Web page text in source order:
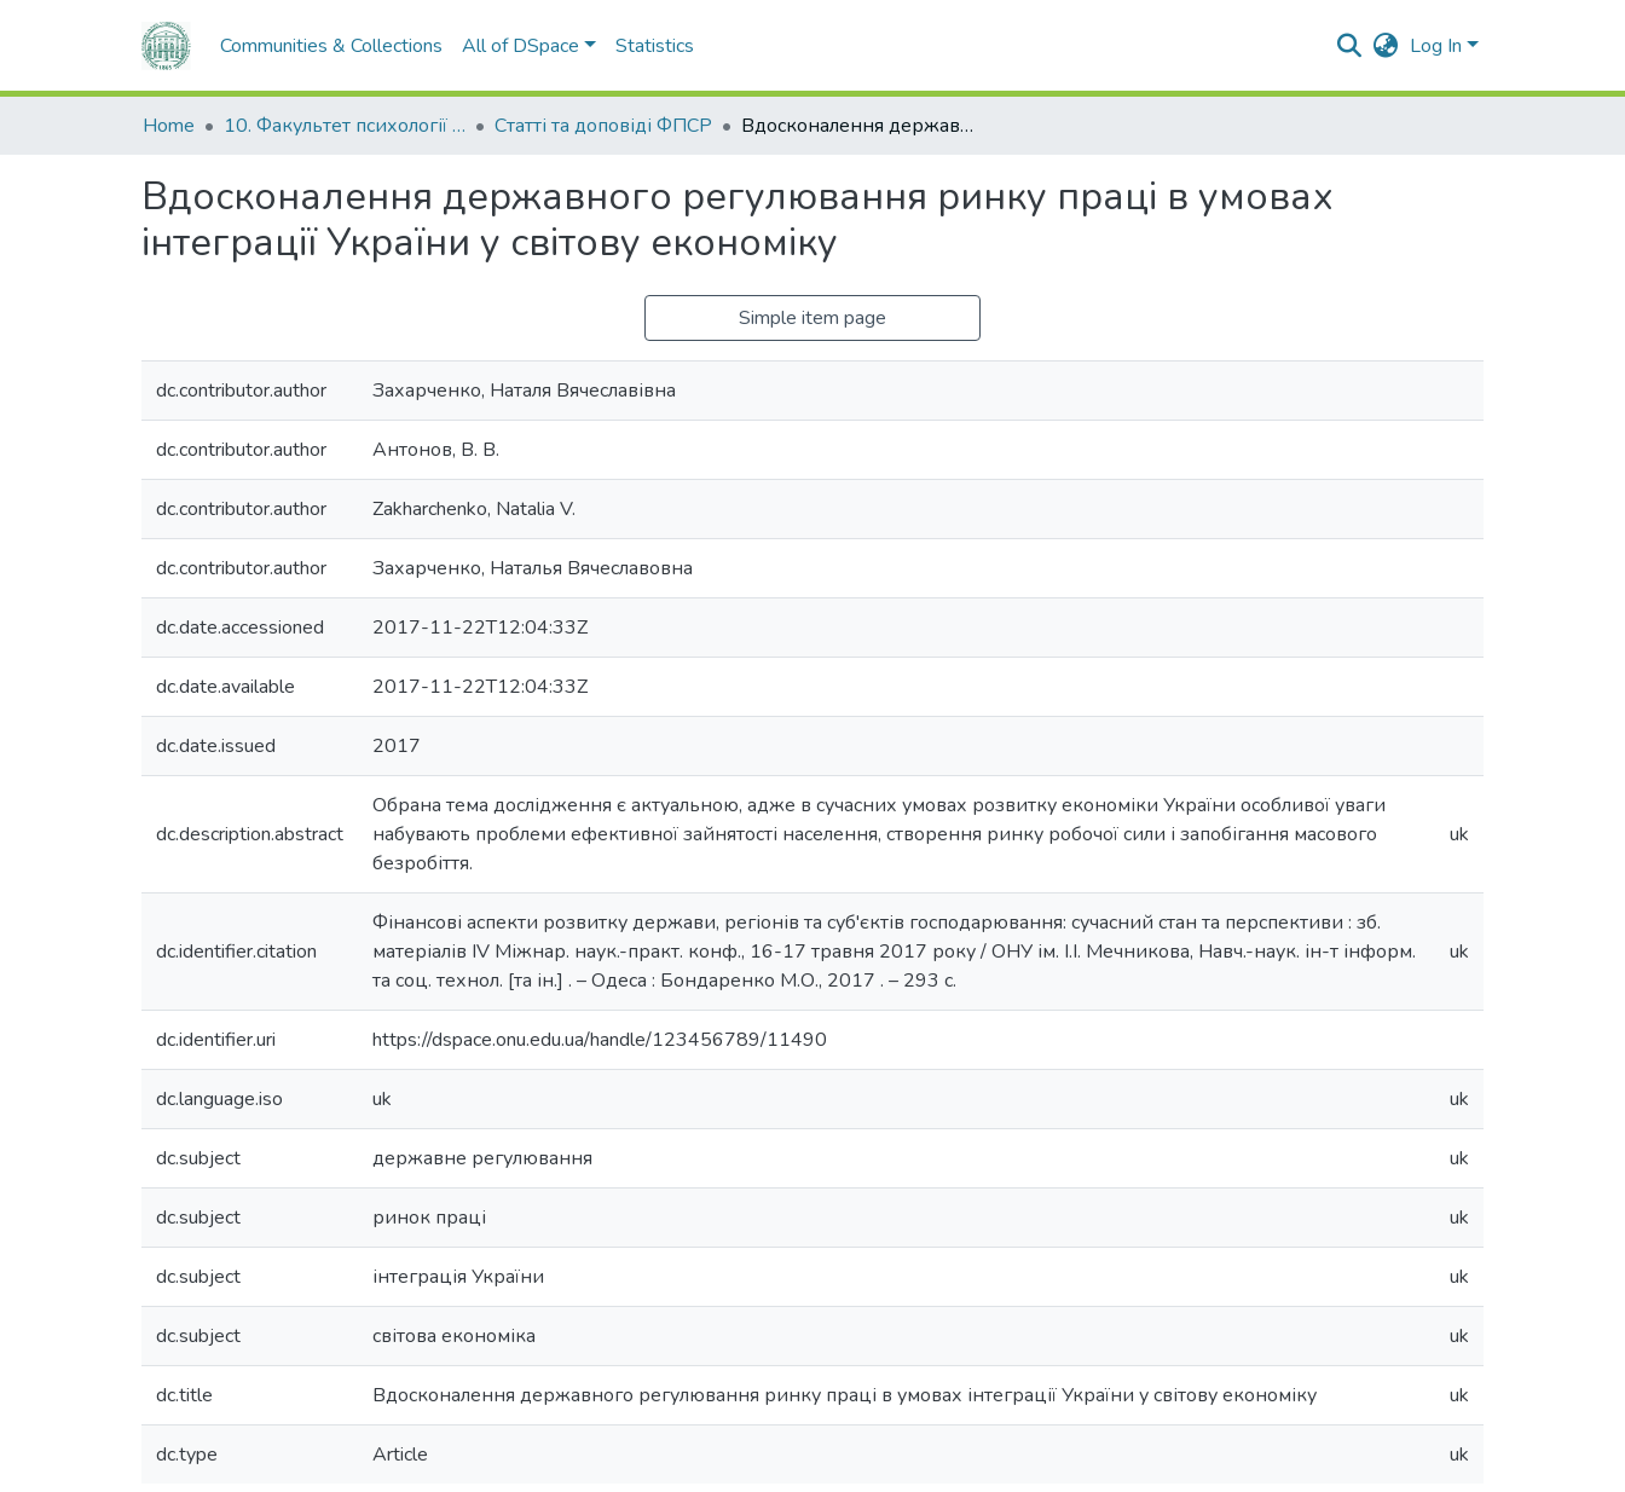
Communities & Collections All of DSpace Statistics Log In
Home 10. Факультет психології та соціальної роботи Статті та доповіді ФПСР Вдосконалення державного регулювання ринку праці в умовах інтеграції України у світову економіку
Вдосконалення державного регулювання ринку праці в умовах
інтеграції України у світову економіку
Simple item page
dc.contributor.author Захарченко, Наталя Вячеславівна
dc.contributor.author Антонов, В. В.
dc.contributor.author Zakharchenko, Natalia V.
dc.contributor.author Захарченко, Наталья Вячеславовна
dc.date.accessioned 2017-11-22T12:04:33Z
dc.date.available 2017-11-22T12:04:33Z
dc.date.issued 2017
dc.description.abstract
Обрана тема дослідження є актуальною, адже в сучасних умовах розвитку економіки України особливої уваги
набувають проблеми ефективної зайнятості населення, створення ринку робочої сили і запобігання масового
безробіття.
uk
dc.identifier.citation
Фінансові аспекти розвитку держави, регіонів та суб'єктів господарювання: сучасний стан та перспективи : зб.
матеріалів ІV Міжнар. наук.-практ. конф., 16-17 травня 2017 року / ОНУ ім. І.І. Мечникова, Навч.-наук. ін-т інформ.
та соц. технол. [та ін.] . – Одеса : Бондаренко М.О., 2017 . – 293 с.
uk
dc.identifier.uri https://dspace.onu.edu.ua/handle/123456789/11490
dc.language.iso uk uk
dc.subject державне регулювання uk
dc.subject ринок праці uk
dc.subject інтеграція України uk
dc.subject світова економіка uk
dc.title Вдосконалення державного регулювання ринку праці в умовах інтеграції України у світову економіку uk
dc.type Article uk